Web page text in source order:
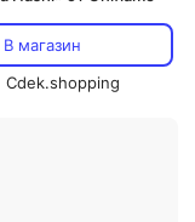
В магазин
Cdek.shopping